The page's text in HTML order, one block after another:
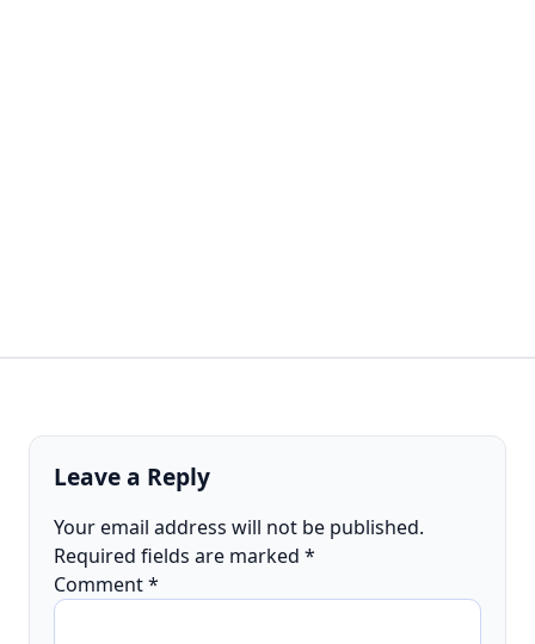
Leave a Reply
Your email address will not be published.
Required fields are marked *
Comment*